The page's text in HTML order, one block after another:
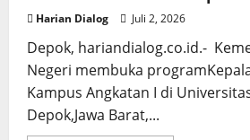
Rampung,
Disdik
Evaluasi
Sisa
Sekolah
yang
Kosong
Harian Dialog Juli 2, 2026
Depok, hariandialog.co.id.-
Negeri membuka
Kampus Angkatan I di
Depok,Jawa Barat,...